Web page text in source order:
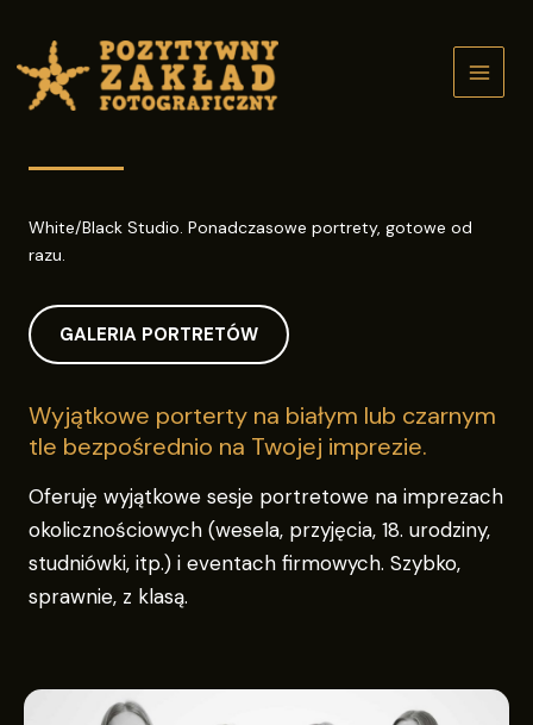
treści
White/Black Studio. Ponadczasowe portrety, gotowe od
razu.
GALERIA PORTRETÓW
Wyjątkowe porterty na białym lub czarnym
tle bezpośrednio na Twojej imprezie.
Oferuję wyjątkowe sesje portretowe na imprezach
okolicznościowych (wesela, przyjęcia, 18. urodziny,
studniówki, itp.) i eventach firmowych. Szybko,
sprawnie, z klasą.